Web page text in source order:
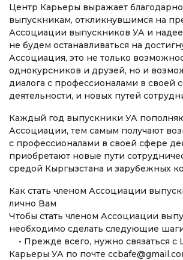
ЖАҢЫЛЫКТАР
КОНТАКТНАЯ ИНФОРМАЦИЯ
АРХИВ
Центр Карьеры выражает
выпускникам, откликнувшимся на
Ассоциации выпускников УА и
не будем останавливаться на
Ассоциация, это не только
однокурсников и друзей, но и
диалога с профессионалами в своей
деятельности, и новых путей
Каждый год выпускники УА
Ассоциации, тем самым получают
с профессионалами в своей сфере
приобретают новые пути
средой Кыргызстана и зарубежных
Как стать членом Ассоциации
лично Вам
Чтобы стать членом Ассоциации
необходимо сделать следующие
• Прежде всего, нужно связаться с
Карьеры УА по почте